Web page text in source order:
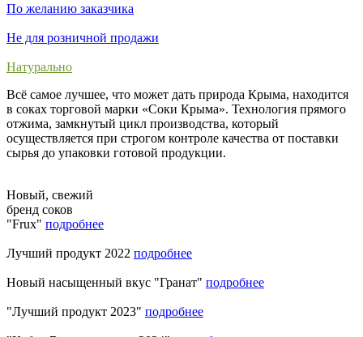
По желанию заказчика
Не для розничной продажи
Натурально
Всё самое лучшее, что может дать природа Крыма, находится
в соках торговой марки «Соки Крыма». Технология прямого
отжима, замкнутый цикл производства, который
осуществляется при строгом контроле качества от поставки
сырья до упаковки готовой продукции.
Новый, свежий
бренд соков
"Frux" подробнее
Лучший продукт 2022 подробнее
Новый насыщенный вкус "Гранат" подробнее
"Лучший продукт 2023" подробнее